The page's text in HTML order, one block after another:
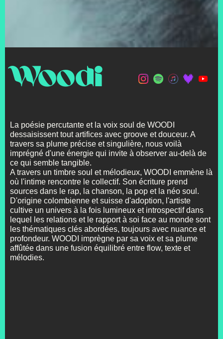
Woodi
La poésie percutante et la voix soul de WOODI
dessaisissent tout artifices avec groove et douceur. A
travers sa plume précise et singulière, nous voilà
imprégné d'une énergie qui invite à observer au-delà de
ce qui semble tangible.
A travers un timbre soul et mélodieux, WOODI emmène là
où l'intime rencontre le collectif. Son écriture prend
sources dans le rap, la chanson, la pop et la néo soul.
D'origine colombienne et suisse d'adoption, l'artiste
cultive un univers à la fois lumineux et introspectif dans
lequel les relations et le rapport à soi face au monde sont
les thématiques clés abordées, toujours avec nuance et
profondeur. WOODI imprègne par sa voix et sa plume
affûtée dans une fusion équilibré entre flow, texte et
mélodies.